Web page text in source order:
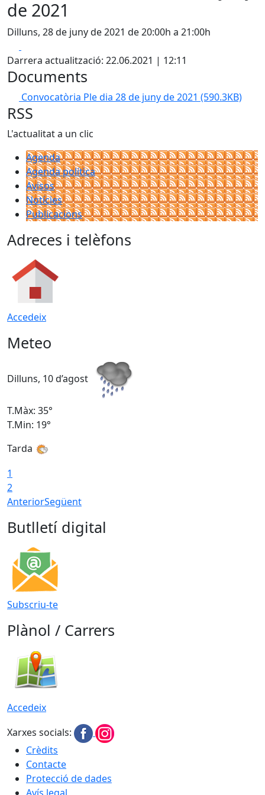
de 2021
Dilluns, 28 de juny de 2021 de 20:00h a 21:00h
Darrera actualització: 22.06.2021 | 12:11
Documents
Convocatòria Ple dia 28 de juny de 2021 (590.3KB)
RSS
L'actualitat a un clic
Agenda
Agenda política
Avisos
Notícies
Publicacions
Adreces i telèfons
Accedeix
Meteo
Dilluns, 10 d’agost
T.Màx: 35°
T.Min: 19°
Tarda
1
2
AnteriorSegüent
Butlletí digital
Subscriu-te
Plànol / Carrers
Accedeix
Xarxes socials:
Crèdits
Contacte
Protecció de dades